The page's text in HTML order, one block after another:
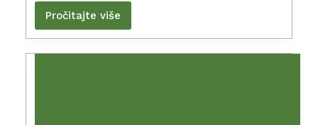
Pročitajte više